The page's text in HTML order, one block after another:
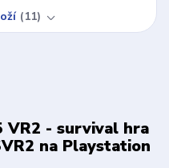
11
VR2 - survival hra
na Playstation